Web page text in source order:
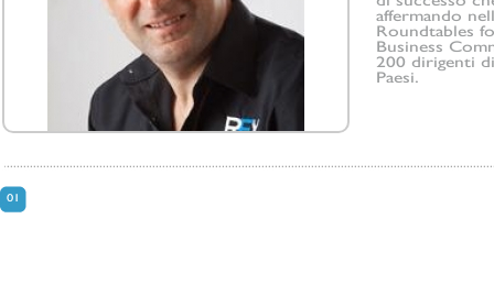
affermando
Roundtables
Business
200 dirigenti
Paesi.
01